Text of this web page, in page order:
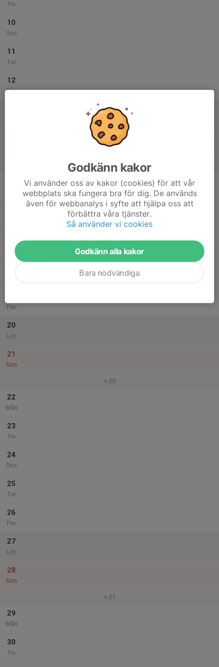
Tis
10
Ons
11
Tor
12
Fre
v.29
Ons
Fre
20
Lör
21
Sön
v.30
22
Mån
23
Tis
24
Ons
25
Tor
26
Fre
27
Lör
28
Sön
v.31
29
Mån
30
Tis
Godkänn kakor
Vi använder oss av kakor (cookies) för att vår
webbplats ska fungera bra för dig. De används
även för webbanalys i syfte att hjälpa oss att
förbättra våra tjänster.
Så använder vi cookies
Godkänn alla kakor
Bara nödvändiga